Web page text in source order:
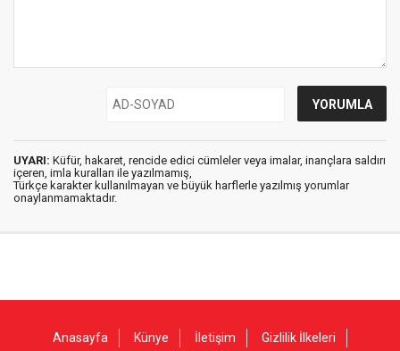
UYARI: Küfür, hakaret, rencide edici cümleler veya imalar, inançlara saldırı
içeren, imla kuralları ile yazılmamış,
Türkçe karakter kullanılmayan ve büyük harflerle yazılmış yorumlar
onaylanmamaktadır.
Anasayfa Künye İletişim
Gizlilik İlkeleri